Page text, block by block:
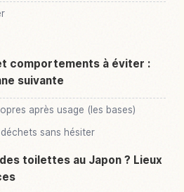
comportements à éviter :
suivante
après usage (les bases)
sans hésiter
toilettes au Japon ? Lieux